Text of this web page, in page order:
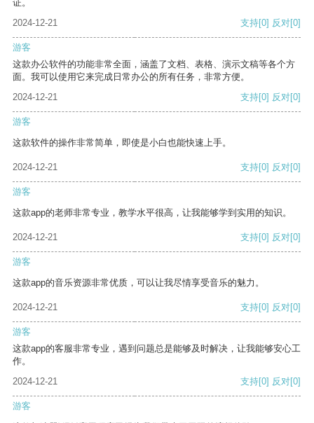
证。
2024-12-21
支持[0] 反对[0]
游客
这款办公软件的功能非常全面，涵盖了文档、表格、演示文稿等各个方
面。我可以使用它来完成日常办公的所有任务，非常方便。
2024-12-21
支持[0] 反对[0]
游客
这款软件的操作非常简单，即使是小白也能快速上手。
2024-12-21 支持[0] 反对[0]
游客
这款app的老师非常专业，教学水平很高，让我能够学到实用的知识。
2024-12-21 支持[0] 反对[0]
游客
这款app的音乐资源非常优质，可以让我尽情享受音乐的魅力。
2024-12-21 支持[0] 反对[0]
游客
这款app的客服非常专业，遇到问题总是能够及时解决，让我能够安心工
作。
2024-12-21
支持[0] 反对[0]
游客